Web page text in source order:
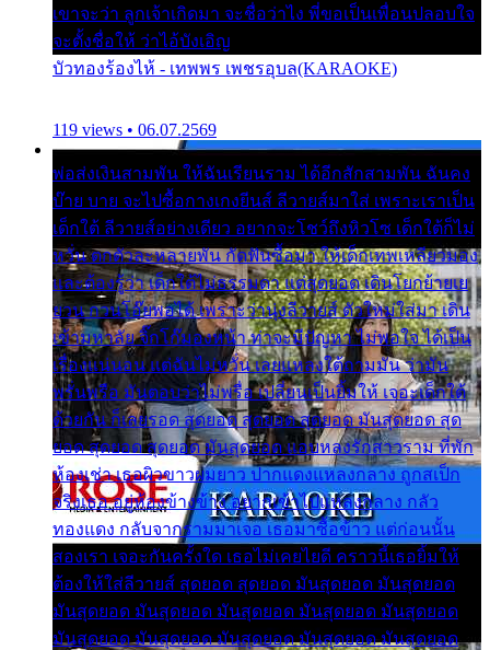
เขาจะว่า ลูกเจ้าเกิดมา จะชื่อว่าไง พี่ขอเป็นเพื่อนปลอบใจ
จะตั้งชื่อให้ ว่าไอ้บังเอิญ
บัวทองร้องไห้ - เทพพร เพชรอุบล(KARAOKE)
119 views • 06.07.2569
พ่อส่งเงินสามพัน ให้ฉันเรียนราม ได้อีกสักสามพัน ฉันคง
บ๊าย บาย จะไปซื้อกางเกงยีนส์ ลีวายส์มาใส่ เพราะเราเป็น
เด็กใต้ ลีวายส์อย่างเดียว อยากจะโชว์ถึงหิวโซ เด็กใต้ก็ไม่
หวั่น ตกตัวละหลายพัน กัดฟันซื้อมา ให้เด็กเทพเหลียวมอง
และต้องรู้ว่า เด็กใต้ไม่ธรรมดา แต่สุดยอด เดินโยกย้ายเย
ยวน กวนโอ๊ยพอได้ เพราะว่านุ่งลีวายส์ ตัวใหม่ใส่มา เดิน
เข้ามหาลัย จิ๊กโก๊มองหน้า ท่าจะมีปัญหา ไม่พอใจ ได้เป็น
เรื่องแน่นอน แต่ฉันไม่หวั่น เลยแหลงใต้ถามมัน ว่ามัน
พรั่นพรือ มันตอบว่าไม่พรื่อ เปลี่ยนเป็นยิ้มให้ เจอะเด็กใต้
ด้วยกัน ก็เลยรอด สุดยอด สุดยอด สุดยอด มันสุดยอด สุด
ยอด สุดยอด สุดยอด มันสุดยอด แอบหลงรักสาวราม ที่พัก
ห้องเช่า เธอผิวขาวผมยาว ปากแดงแหลงกลาง ถูกสเป็ก
จริงเธอ อยู่ห้องข้างข้าง อยากเข้าไปแหลงกลาง กลัว
ทองแดง กลับจากรามมาเจอ เธอมาซื้อข้าว แต่ก่อนนั้น
สองเรา เจอะกันครั้งใด เธอไม่เคยไยดี คราวนี้เธอยิ้มให้
ต้องให้ใส่ลีวายส์ สุดยอด สุดยอด มันสุดยอด มันสุดยอด
มันสุดยอด มันสุดยอด มันสุดยอด มันสุดยอด มันสุดยอด
มันสุดยอด มันสุดยอด มันสุดยอด มันสุดยอด มันสุดยอด